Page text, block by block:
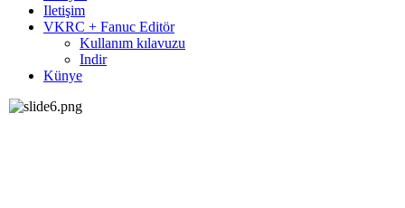
Iletişim
VKRC + Fanuc Editör
Kullanım kılavuzu
Indir
Künye